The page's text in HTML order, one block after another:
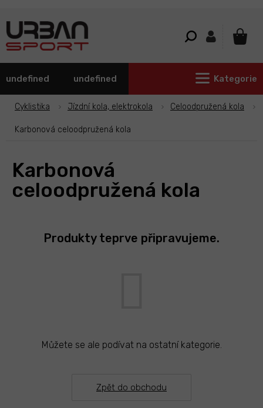
undefined undefined Kategorie
Cyklistika Jízdní kola, elektrokola Celoodpružená kola
Karbonová celoodpružená kola
Karbonová
celoodpružená kola
Produkty teprve připravujeme.
Můžete se ale podívat na ostatní kategorie.
Zpět do obchodu